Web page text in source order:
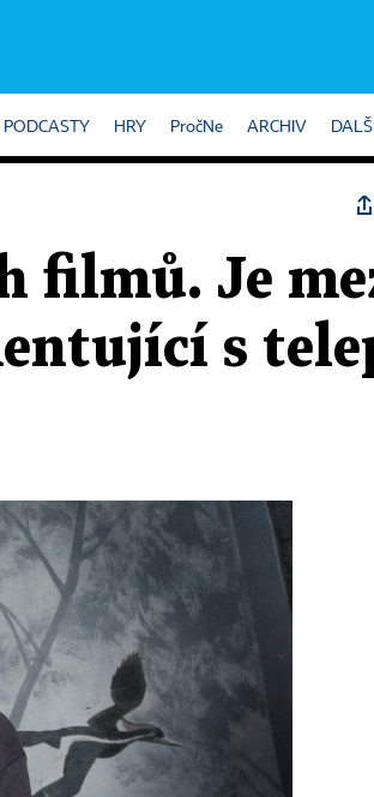
PODCASTY HRY PročNe ARCHIV DALŠÍ
filmů. Je
s